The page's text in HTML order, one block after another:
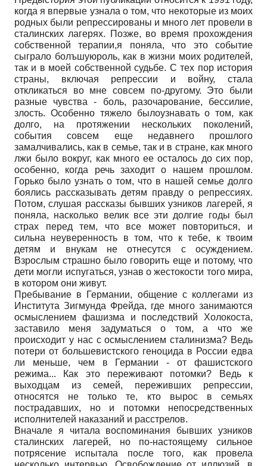
когда я впервые узнала о том, что некоторые из моих
родных были репрессированы и много лет провели в
сталинских лагерях. Позже, во время прохождения
собственной терапии,я поняла, что это событие
сыграло болъшуюроль, как в жизни моих родителей,
так и в моей собственной судьбе. С тех пор история
страны, включая репрессии и войну, стала
откликаться во мне совсем по-другому. Это были
разные чувства - боль, разочарование, бессилие,
злость. Особенно тяжело былоузнавать о том, как
долго, на протяжении нескольких поколений,
события совсем еще недавнего прошлого
замалчивались, как в семье, так и в стране, как много
лжи было вокруг, как много ее осталось до сих пор,
особенно, когда речь заходит о нашем прошлом.
Горько было узнать о том, что в нашей семье долго
боялись рассказывать детям правду о репрессиях.
Потом, слушая рассказы бывших узников лагерей, я
поняла, насколько велик все эти долгие годы был
страх перед тем, что все может повториться, и
сильна неуверенность в том, что к тебе, к твоим
детям и внукам не отнесутся с осуждением.
Взрослым страшно было говорить еще и потому, что
дети могли испугаться, узнав о жестокости того мира,
в котором они живут.
Пребывание в Германии, общение с коллегами из
Института Зигмунда Фрейда, где много занимаются
осмыслением фашизма и последствий Холокоста,
заставило меня задуматься о том, а что же
происходит у нас с осмыслением сталинизма? Ведь
потери от большевистского геноцида в России едва
ли меньше, чем в Германии - от фашистского
режима... Как это переживают потомки? Ведь к
выходцам из семей, переживших репрессии,
относятся не только те, кто вырос в семьях
пострадавших, но и потомки непосредственных
исполнителей наказаний и расстрелов.
Вначале я читала воспоминания бывших узников
сталинских лагерей, но по-настоящему сильное
потрясение испытала после того, как провела